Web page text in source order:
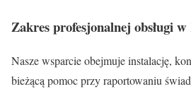
Zakres profesjonalnej obsługi
Nasze wsparcie obejmuje instalację,
bieżącą pomoc przy raportowaniu